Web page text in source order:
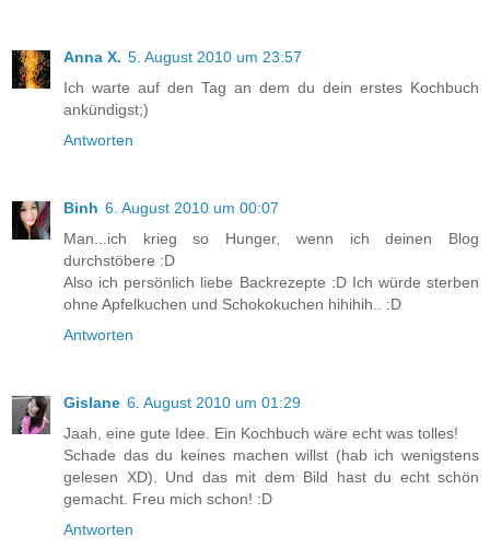
Anna X. 5. August 2010 um 23:57
Ich warte auf den Tag an dem du dein erstes Kochbuch
ankündigst;)
Antworten
Binh 6. August 2010 um 00:07
Man...ich krieg so Hunger, wenn ich deinen Blog
durchstöbere :D
Also ich persönlich liebe Backrezepte :D Ich würde sterben
ohne Apfelkuchen und Schokokuchen hihihih.. :D
Antworten
Gislane 6. August 2010 um 01:29
Jaah, eine gute Idee. Ein Kochbuch wäre echt was tolles!
Schade das du keines machen willst (hab ich wenigstens
gelesen XD). Und das mit dem Bild hast du echt schön
gemacht. Freu mich schon! :D
Antworten